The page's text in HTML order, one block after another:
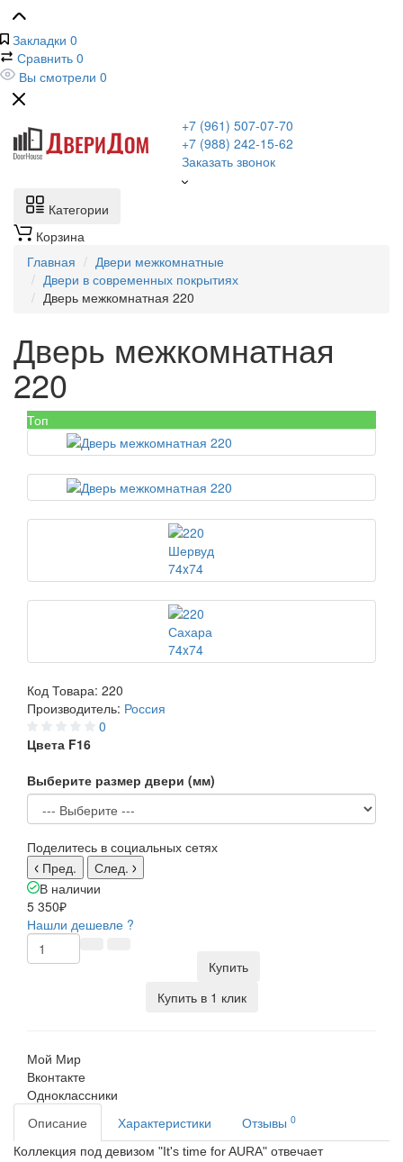
Закладки 0
Сравнить 0
Вы смотрели 0
+7 (961) 507-07-70
+7 (988) 242-15-62
Заказать звонок
Категории
Корзина
Главная
Двери межкомнатные
Двери в современных покрытиях
Дверь межкомнатная 220
Дверь межкомнатная
220
Топ
Код Товара: 220
Производитель: Россия
0
Цвета F16
Выберите размер двери (мм)
Поделитесь в социальных сетях
Пред.
След.
В наличии
5 350₽
Нашли дешевле ?
Купить
Купить в 1 клик
Мой Мир
Вконтакте
Одноклассники
Описание
Характеристики Отзывы 0
Коллекция под девизом "It's time for AURA" отвечает